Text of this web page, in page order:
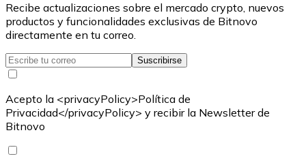
Recibe actualizaciones sobre el mercado crypto, nuevos
productos y funcionalidades exclusivas de Bitnovo
directamente en tu correo.
Suscribirse
Acepto la <privacyPolicy>Política de
Privacidad</privacyPolicy> y recibir la Newsletter de
Bitnovo